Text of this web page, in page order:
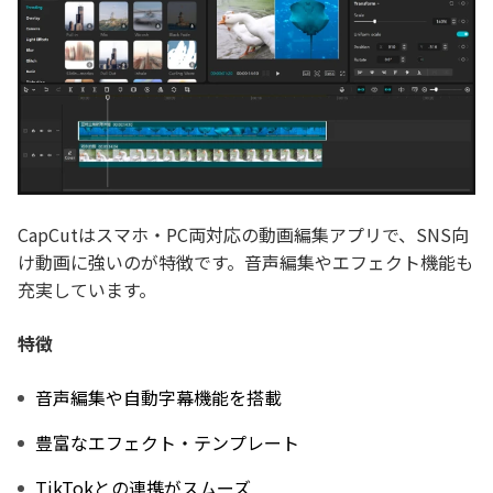
CapCutはスマホ・PC両対応の動画編集アプリで、SNS向
け動画に強いのが特徴です。音声編集やエフェクト機能も
充実しています。
特徴
音声編集や自動字幕機能を搭載
豊富なエフェクト・テンプレート